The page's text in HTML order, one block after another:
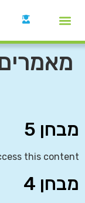
מבחן 5
this content
מבחן 4